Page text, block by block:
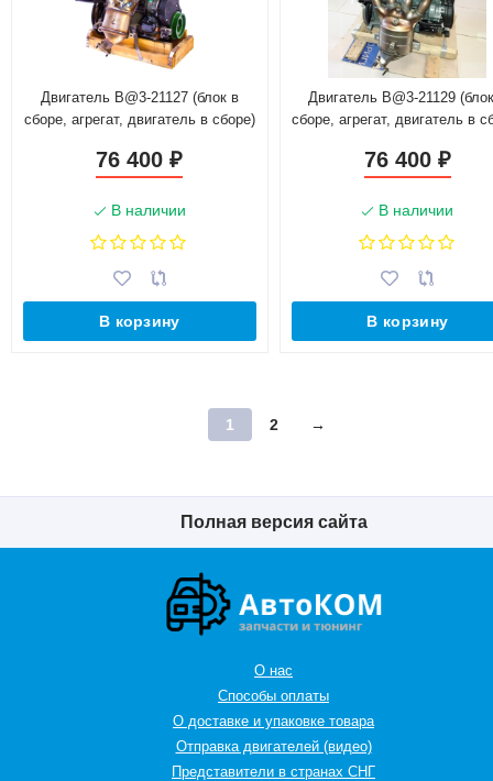
Двигатель B@3-21127 (блок в
сборе, агрегат, двигатель в сборе)
76 400₽
В наличии
В корзину
Двигатель B@3-21129
сборе, агрегат, двигатель в
выжимным
76 400 ₽
В наличии
В корзину
1 2 →
Полная версия сайта
О нас
Способы оплаты
О доставке и упаковке товара
Отправка двигателей (видео)
Представители в странах СНГ